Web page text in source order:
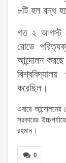
৮টি হল বন্ধ
গত ২ আগস্ট
রোডে
আন্দোলন করছে
করেছিল।
এবারে আন্দোলনের
সরকারের
রহমান।
0